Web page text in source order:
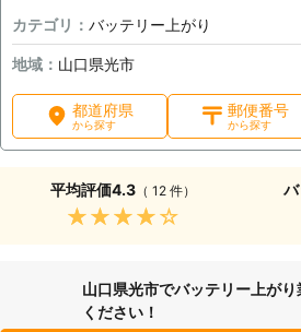
カテゴリ： バッテリー上がり
地域： 山口県光市
都道府県
から探す
郵便番号
から探す
平均評価4.3（ 12 件）
★★★★★
山口県光市でバッテリー上が
ください！